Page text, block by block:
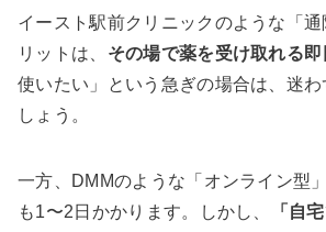
イースト駅前クリニックのような「
リットは、 その場で薬を受け取れる即
使いたい」という急ぎの場合は、迷わ
しょう。
一方、DMMのような「オンライン型
も1〜2日かかります。しかし、
「自